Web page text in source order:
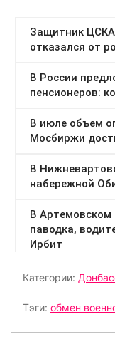
Категории:
Тэги: обмен